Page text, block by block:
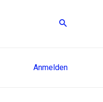
Suche
Anmelden